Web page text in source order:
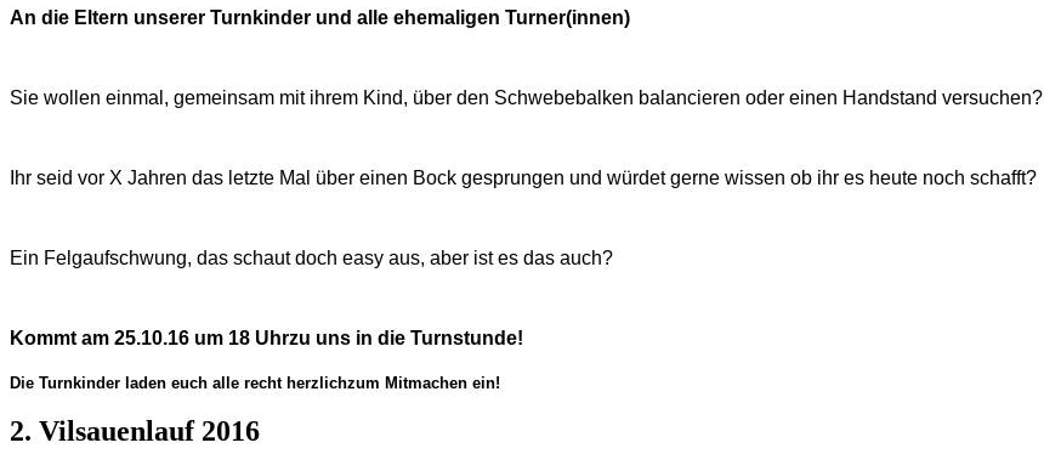
An die Eltern unserer Turnkinder und alle ehemaligen Turner(innen)
Sie wollen einmal, gemeinsam mit ihrem Kind, über den Schwebebalken balancieren oder einen Handstand versuchen?
Ihr seid vor X Jahren das letzte Mal über einen Bock gesprungen und würdet gerne wissen ob ihr es heute noch schafft?
Ein Felgaufschwung, das schaut doch easy aus, aber ist es das auch?
Kommt am 25.10.16 um 18 Uhrzu uns in die Turnstunde!
Die Turnkinder laden euch alle recht herzlichzum Mitmachen ein!
2. Vilsauenlauf 2016